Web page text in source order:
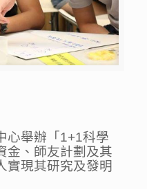
心舉辦「1+1科學
金、師友計劃及其
實現其研究及發明